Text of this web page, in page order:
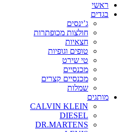
ראשי
בגדים
ג’ינסים
חולצות מכופתרות
חצאיות
טופים וגופיות
טי שירט
מכנסיים
מכנסיים קצרים
שמלות
מותגים
CALVIN KLEIN
DIESEL
DR.MARTENS